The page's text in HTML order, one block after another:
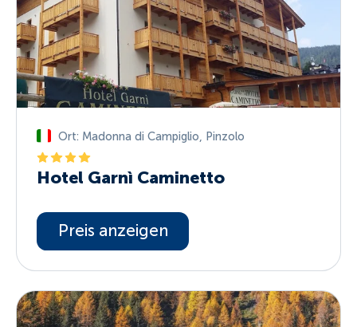
Ort: Madonna di Campiglio Pinzolo
Hotel Garnì Caminetto
Preis anzeigen